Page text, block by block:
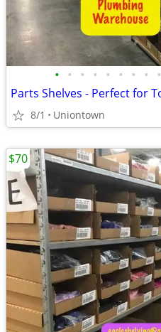
• • • • • • • • •
Parts Shelves - Perfect for
8/1 Uniontown
$70